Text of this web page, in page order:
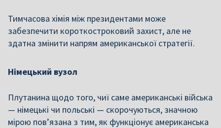
Тимчасова хімія між президентами може
забезпечити короткостроковий захист, але не
здатна змінити напрям американської стратегії.
Німецький вузол
Плутанина щодо того, чиї саме американські війська
— німецькі чи польські — скорочуються, значною
мірою пов’язана з тим, як функціонує американська